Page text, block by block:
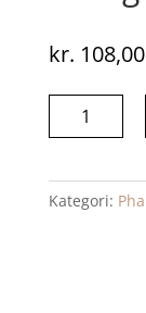
kr. 108,00
Omega
60
stk
Kategori: